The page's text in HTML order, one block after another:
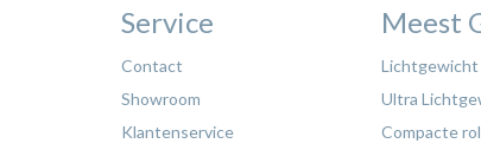
Service
Contact
Showroom
Klantenservice
Meest
Ultra
Compacte